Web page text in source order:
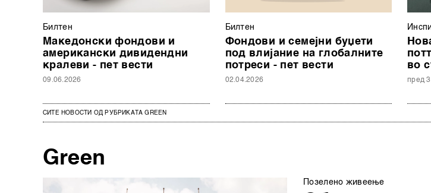
Билтен
Македонски фондови и
американски дивидендни
кралеви - пет вести
09.06.2026
Билтен
Фондови и семејни буџети
под влијание на глобалните
потреси - пет вести
02.04.2026
во
пред
СИТЕ НОВОСТИ ОД РУБРИКАТА GREEN
Green
Позелено живеење